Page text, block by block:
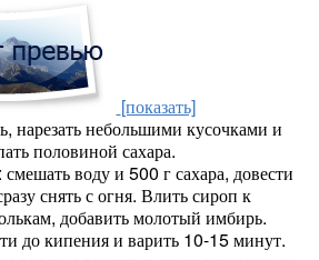
[показать]
нарезать небольшими кусочками и
половиной сахара.
воду и 500 г сахара, довести
снять с огня. Влить сироп к
добавить молотый имбирь.
до кипения и варить 10-15 минут.